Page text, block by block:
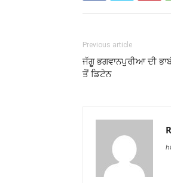
Previous article
ਜੱਗੂ ਭਗਵਾਨਪੁਰੀਆ ਦੀ
ਤੋਂ ਡਿਟੇਨ